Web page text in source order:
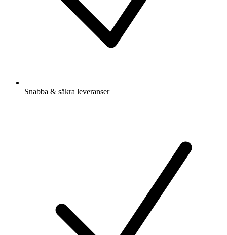
Snabba & säkra leveranser